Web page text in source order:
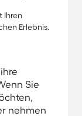
Ihren
Erlebnis.
Sie
nehmen